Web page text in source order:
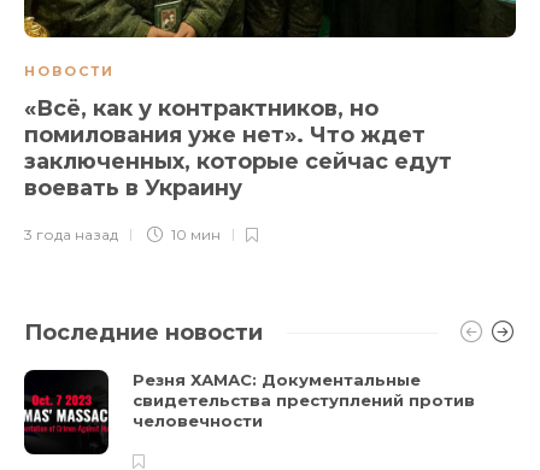
НОВОСТИ
«Всё, как у контрактников, но
помилования уже нет». Что ждет
заключенных, которые сейчас едут
воевать в Украину
3 года назад 10 мин
Последние новости
Резня ХАМАС: Документальные
свидетельства преступлений против
человечности